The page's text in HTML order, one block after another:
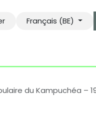
Français (BE)
du Kampuchéa –